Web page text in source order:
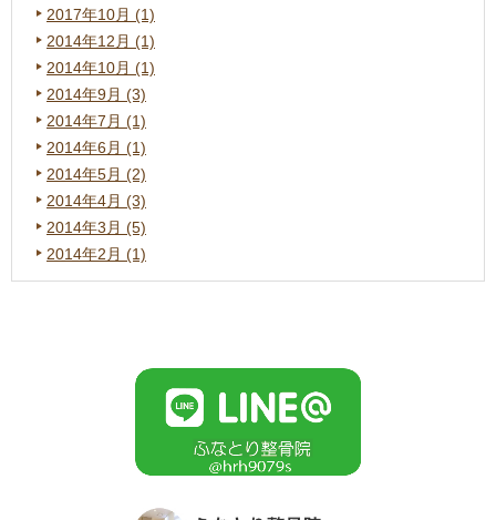
2017年10月 (1)
2014年12月 (1)
2014年10月 (1)
2014年9月 (3)
2014年7月 (1)
2014年6月 (1)
2014年5月 (2)
2014年4月 (3)
2014年3月 (5)
2014年2月 (1)